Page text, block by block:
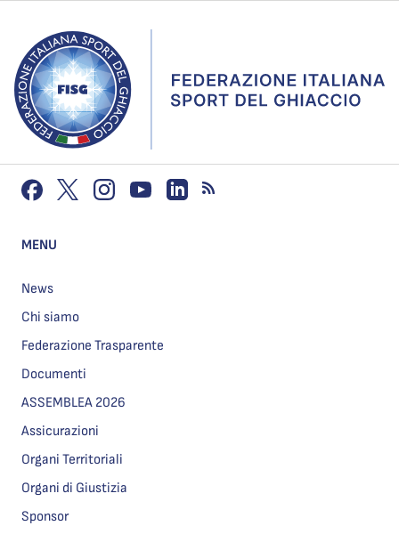
MENU
News
Chi siamo
Federazione Trasparente
Documenti
ASSEMBLEA 2026
Assicurazioni
Organi Territoriali
Organi di Giustizia
Sponsor